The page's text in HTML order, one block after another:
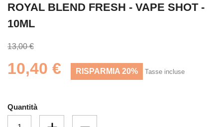
ROYAL BLEND FRESH - VAPE SHOT -
10ML
13,00 €
10,40 € RISPARMIA 20% Tasse incluse
Quantità